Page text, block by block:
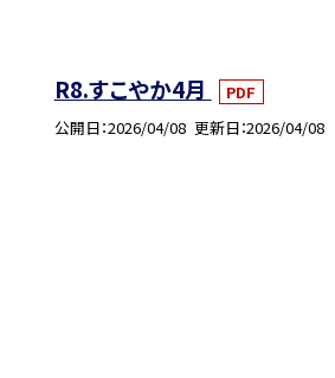
R8.すこやか4月
PDF
公開日 2026/04/08 更新日 2026/04/08